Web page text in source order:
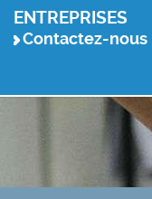
ENTREPRISES
Contactez-nous